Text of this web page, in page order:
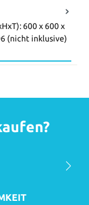
600 x 600 x
(nicht inklusive)